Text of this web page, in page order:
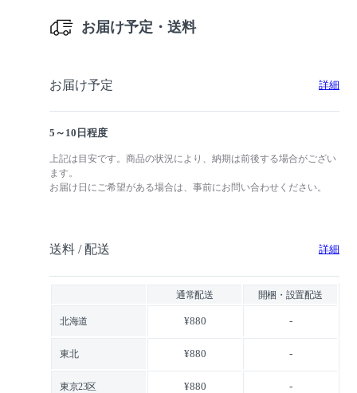
お届け予定・送料
お届け予定 詳細
5～10日程度
上記は目安です。商品の状況により、納期は前後する場合がござい
ます。
お届け日にご希望がある場合は、事前にお問い合わせください。
送料 / 配送 詳細
通常配送 開梱・設置配送
北海道 ¥880 -
東北 ¥880 -
東京23区 ¥880 -